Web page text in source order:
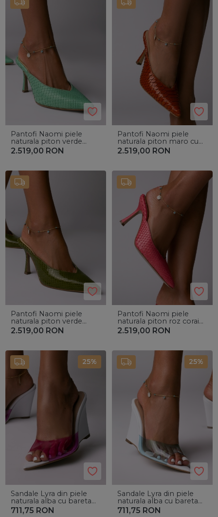
Pantofi Naomi piele
naturala piton verde
menta cu toc mic evazat
2.519,00 RON
Pantofi Naomi piele
naturala piton maro cu
toc mic evazat
2.519,00 RON
Pantofi Naomi piele
naturala piton verde
olive cu toc mic evazat
2.519,00 RON
Pantofi Naomi piele
naturala piton roz corai
cu toc mic evazat
2.519,00 RON
25%
Sandale Lyra din piele
naturala alba cu bareta
silicon roz
711,75 RON
25%
Sandale Lyra din piele
naturala alba cu bareta
silicon bleu
711,75 RON